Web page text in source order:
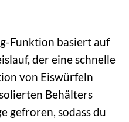
Funktion basiert auf
der eine schnelle
von Eiswürfeln
Behälters
gefroren, sodass du